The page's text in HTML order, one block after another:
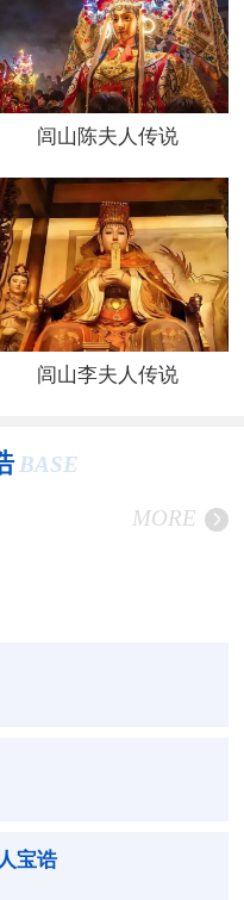
闾山陈夫人传说
闾山李夫人传说
BASE
MORE
宝诰